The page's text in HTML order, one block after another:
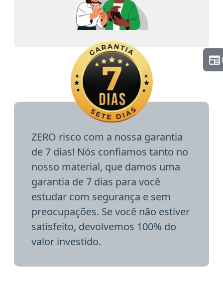
ZERO risco com a nossa garantia
de 7 dias! Nós confiamos tanto no
nosso material, que damos uma
garantia de 7 dias para você
estudar com segurança e sem
preocupações. Se você não estiver
satisfeito, devolvemos 100% do
valor investido.